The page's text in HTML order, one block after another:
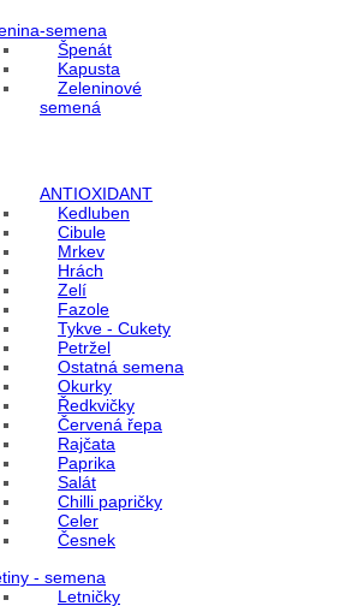
semena
Špenát
Kapusta
Zeleninové
semená
ANTIOXIDANT
Kedluben
Cibule
Mrkev
Hrách
Zelí
Fazole
Tykve - Cukety
Petržel
Ostatná semena
Okurky
Ředkvičky
Červená řepa
Rajčata
Paprika
Salát
Chilli papričky
Celer
Česnek
- semena
Letničky